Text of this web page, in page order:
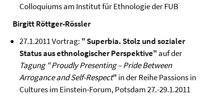
Colloquiums am Institut für Ethnologie der FUB
Birgitt Röttger-Rössler
27.1.2011 Vortrag: " Superbia. Stolz und sozialer
Status aus ethnologischer Perspektive" auf der
Tagung " Proudly Presenting – Pride Between
Arrogance and Self-Respect" in der Reihe Passions in
Cultures im Einstein-Forum, Potsdam 27.-29.1.2011